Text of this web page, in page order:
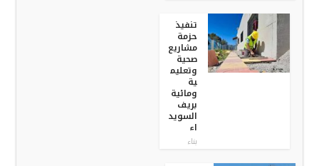
بناء
تنفيذ
حزمة
مشاريع
صحية
وتعليم
ية
ومائية
بريف
السويد
اء